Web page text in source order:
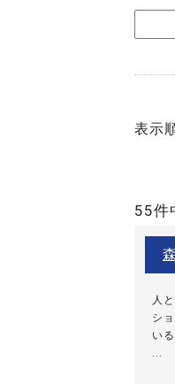
表示
55件
人
シ
い